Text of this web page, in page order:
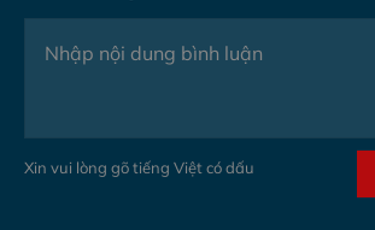
Xin vui lòng gõ tiếng Việt có dấu